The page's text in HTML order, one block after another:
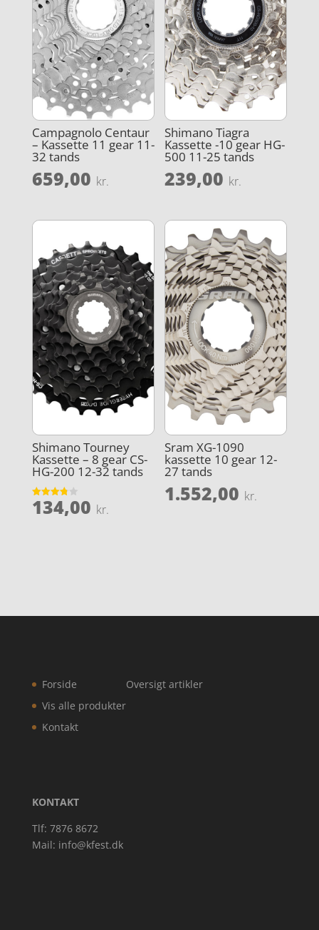
Campagnolo Centaur
– Kassette 11 gear 11-
32 tands
659,00 kr.
Shimano Tiagra
Kassette -10 gear HG-
500 11-25 tands
239,00 kr.
Shimano Tourney
Kassette – 8 gear CS-
HG-200 12-32 tands
Vurderet
3.8
134,00 kr.
Sram XG-1090
kassette 10 gear 12-
27 tands
1.552,00 kr.
Forside
Vis alle produkter
Kontakt
Oversigt artikler
KONTAKT
Tlf: 7876 8672
Mail: info@kfest.dk